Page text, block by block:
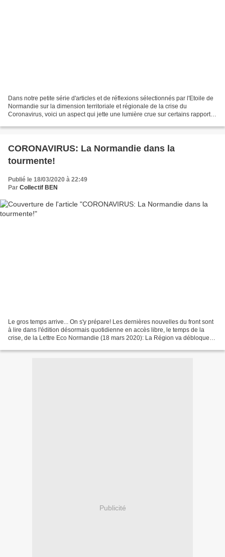
Dans notre petite série d'articles et de réflexions sélectionnés par l'Etoile de
Normandie sur la dimension territoriale et régionale de la crise du
Coronavirus, voici un aspect qui jette une lumière crue sur certains rapports
CORONAVIRUS: La Normandie dans la
tourmente!
Publié le 18/03/2020 à 22:49
Par Collectif BEN
Le gros temps arrive... On s'y prépare! Les dernières nouvelles du front sont
à lire dans l'édition désormais quotidienne en accès libre, le temps de la
crise, de la Lettre Eco Normandie (18 mars 2020): La Région va débloquer
Publicité